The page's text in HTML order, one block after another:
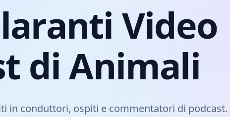
Video
di Animali
in conduttori, ospiti e commentatori di podcast.